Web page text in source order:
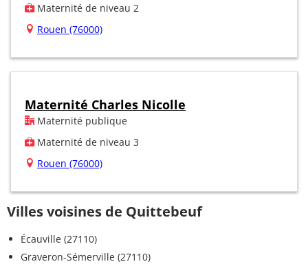
Maternité de niveau 2
Rouen (76000)
Maternité Charles Nicolle
Maternité publique
Maternité de niveau 3
Rouen (76000)
Villes voisines de Quittebeuf
Écauville (27110)
Graveron-Sémerville (27110)